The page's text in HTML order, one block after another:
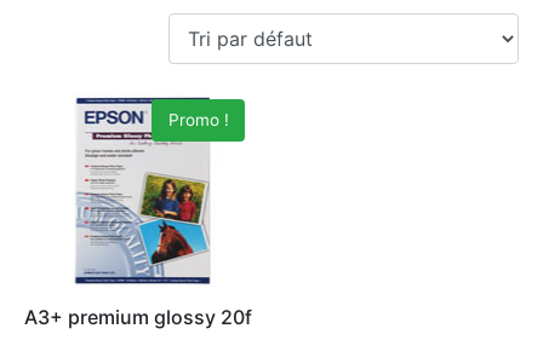
Promo !
A3+ premium glossy 20f